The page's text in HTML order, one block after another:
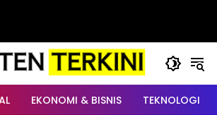
EKONOMI & BISNIS TEKNOLOGI